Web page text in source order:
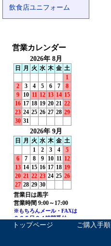
飲食店ユニフォーム
トップページ ご購入手順